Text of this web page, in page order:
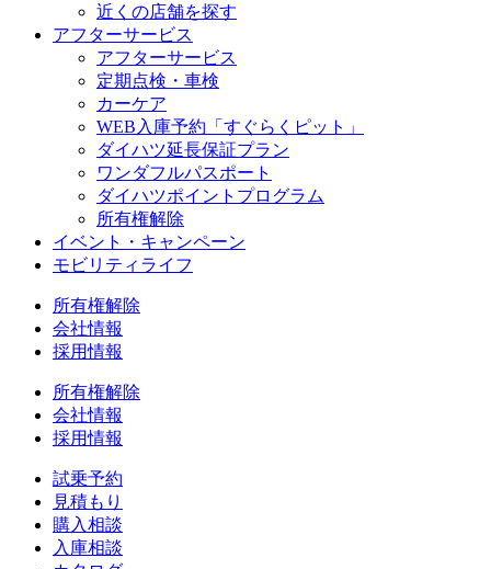
近くの店舗を探す
アフターサービス
アフターサービス
定期点検・車検
カーケア
WEB入庫予約「すぐらくピット」
ダイハツ延長保証プラン
ワンダフルパスポート
ダイハツポイントプログラム
所有権解除
イベント・キャンペーン
モビリティライフ
所有権解除
会社情報
採用情報
所有権解除
会社情報
採用情報
試乗予約
見積もり
購入相談
入庫相談